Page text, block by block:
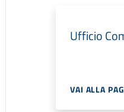
Ufficio
VAI ALLA